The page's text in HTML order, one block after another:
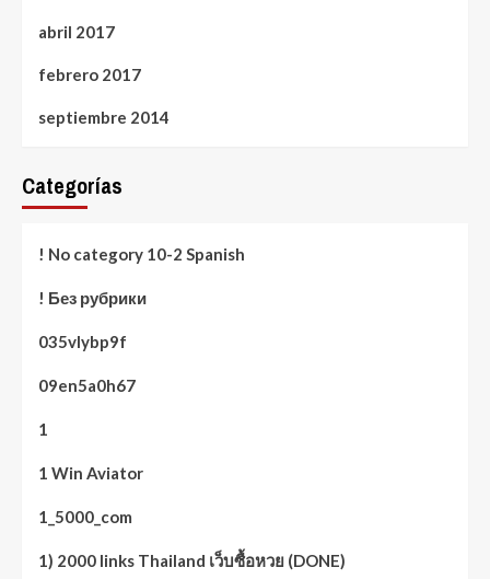
abril 2017
febrero 2017
septiembre 2014
Categorías
! No category 10-2 Spanish
! Без рубрики
035vlybp9f
09en5a0h67
1
1 Win Aviator
1_5000_com
1) 2000 links Thailand เว็บซื้อหวย (DONE)